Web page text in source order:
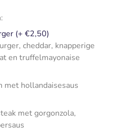
(+ €2,50)
cheddar, knapperige
en truffelmayonaise
met hollandaisesaus
met gorgonzola,